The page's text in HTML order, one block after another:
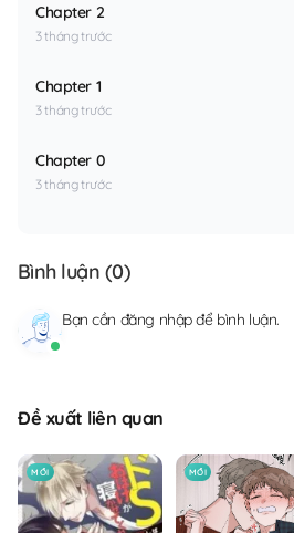
Chapter 2
3 tháng trước
Chapter 1
3 tháng trước
Chapter 0
3 tháng trước
Bình luận (0)
Bạn cần đăng nhậpđể bình luận.
Đề xuất liên quan
MỚI MỚI